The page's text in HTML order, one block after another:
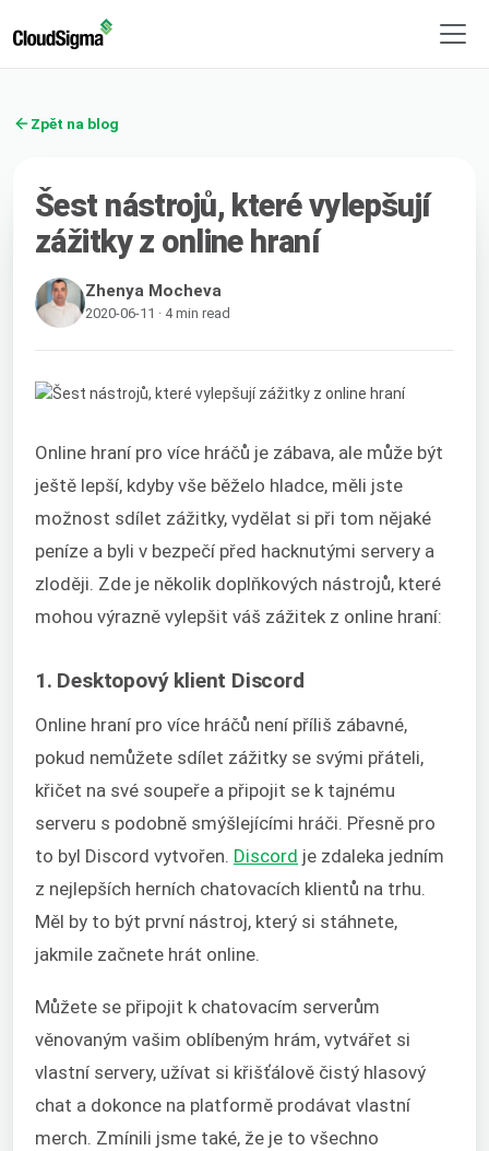
Zpět na blog
Šest nástrojů, které vylepšují
zážitky z online hraní
Zhenya Mocheva
2020-06-11 · 4 min read
Online hraní pro více hráčů je zábava, ale může být
ještě lepší, kdyby vše běželo hladce, měli jste
možnost sdílet zážitky, vydělat si při tom nějaké
peníze a byli v bezpečí před hacknutými servery a
zloději. Zde je několik doplňkových nástrojů, které
mohou výrazně vylepšit váš zážitek z online hraní:
1. Desktopový klient Discord
Online hraní pro více hráčů není příliš zábavné,
pokud nemůžete sdílet zážitky se svými přáteli,
křičet na své soupeře a připojit se k tajnému
serveru s podobně smýšlejícími hráči. Přesně pro
to byl Discord vytvořen. Discord je zdaleka jedním
z nejlepších herních chatovacích klientů na trhu.
Měl by to být první nástroj, který si stáhnete,
jakmile začnete hrát online.
Můžete se připojit k chatovacím serverům
věnovaným vašim oblíbeným hrám, vytvářet si
vlastní servery, užívat si křišťálově čistý hlasový
chat a dokonce na platformě prodávat vlastní
merch. Zmínili jsme také, že je to všechno